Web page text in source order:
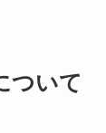
ついて